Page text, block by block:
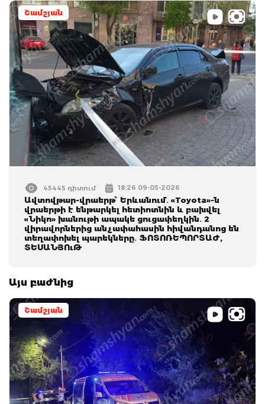
Շամշյան
45445 դիտում 18:26 09-05-2026
Ավտովթար-վրաերթ՝ Երևանում․ «Toyota»-ն
վրաերթի է ենթարկել հետիոտնին և բախվել
«Նիկո» խանութի ապակե ցուցափեղկին․ 2
վիրավորներից անչափահասին հիվանդանոց են
տեղափոխել պարեկները․ ՖՈՏՈՌԵՊՈՐՏԱԺ,
ՏԵՍԱՆՅՈւԹ
Այս բաժնից
Շամշյան